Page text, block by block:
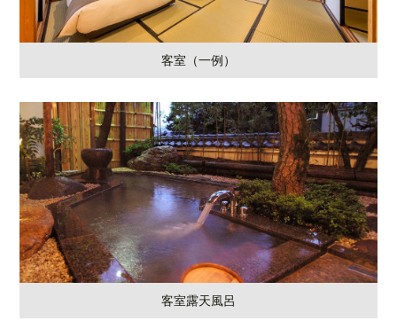
客室（一例）
客室露天風呂